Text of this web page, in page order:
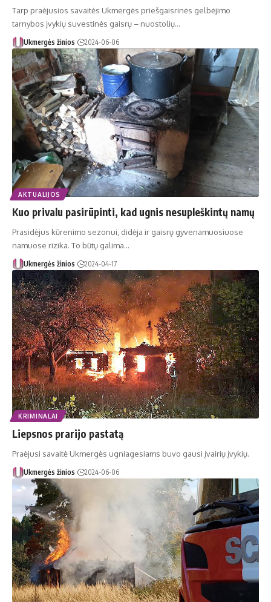
Tarp praėjusios savaitės Ukmergės priešgaisrinės gelbėjimo
tarnybos įvykių suvestinės gaisrų – nuostolių…
Ukmergės žinios 2024-06-06
AKTUALIJOS
Kuo privalu pasirūpinti, kad ugnis nesupleškintų namų
Prasidėjus kūrenimo sezonui, didėja ir gaisrų gyvenamuosiuose
namuose rizika. To būtų galima…
Ukmergės žinios 2024-04-17
KRIMINALAI
Liepsnos prarijo pastatą
Praėjusi savaitė Ukmergės ugniagesiams buvo gausi įvairių įvykių.
Ukmergės žinios 2024-06-06